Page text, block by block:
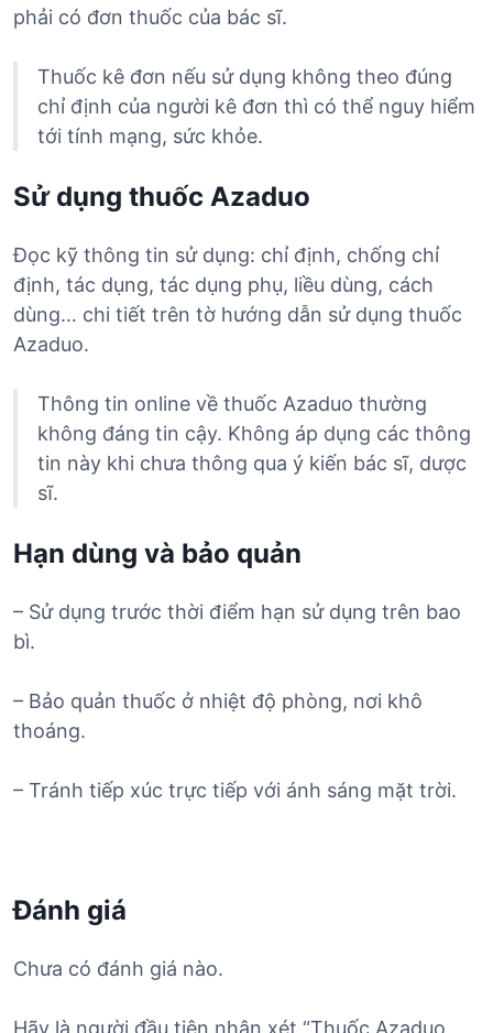
phải có đơn thuốc của bác sĩ.
Thuốc kê đơn nếu sử dụng không theo đúng
chỉ định của người kê đơn thì có thể nguy hiểm
tới tính mạng, sức khỏe.
Sử dụng thuốc Azaduo
Đọc kỹ thông tin sử dụng: chỉ định, chống chỉ
định, tác dụng, tác dụng phụ, liều dùng, cách
dùng… chi tiết trên tờ hướng dẫn sử dụng thuốc
Azaduo.
Thông tin online về thuốc Azaduo thường
không đáng tin cậy. Không áp dụng các thông
tin này khi chưa thông qua ý kiến bác sĩ, dược
sĩ.
Hạn dùng và bảo quản
– Sử dụng trước thời điểm hạn sử dụng trên bao
bì.
– Bảo quản thuốc ở nhiệt độ phòng, nơi khô
thoáng.
– Tránh tiếp xúc trực tiếp với ánh sáng mặt trời.
Đánh giá
Chưa có đánh giá nào.
Hãy là người đầu tiên nhận xét “Thuốc Azaduo